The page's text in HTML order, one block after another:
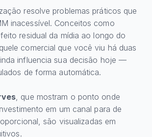
resolve problemas práticos que
inacessível. Conceitos como
residual da mídia ao longo do
comercial que você viu há duas
influencia sua decisão hoje —
de forma automática.
, que mostram o ponto onde
em um canal para de
são visualizadas em